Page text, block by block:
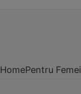
HomePentru Femei